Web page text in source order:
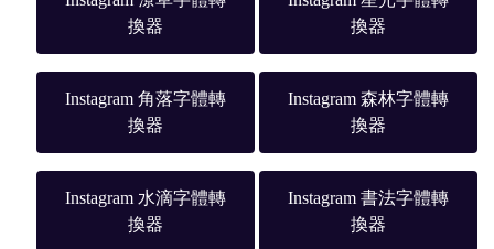
換器
換器
Instagram 角落字體轉
換器
Instagram 森林字體轉
換器
Instagram 水滴字體轉
換器
Instagram 書法字體轉
換器